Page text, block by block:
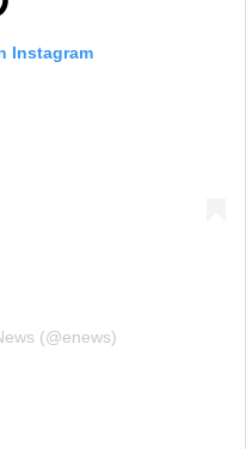
Instagram
(@enews)